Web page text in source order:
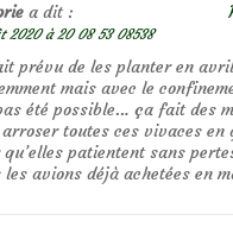
a dit :
2020 à 20 08 53 08538
prévu de les planter en avril
mais avec le
été possible… ça fait des
toutes ces vivaces en
qu’elles patientent sans
les avions déjà achetées en